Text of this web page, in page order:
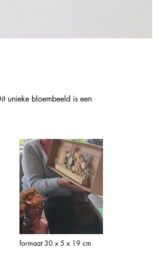
unieke bloembeeld is een
formaat 30 x 5 x 19 cm